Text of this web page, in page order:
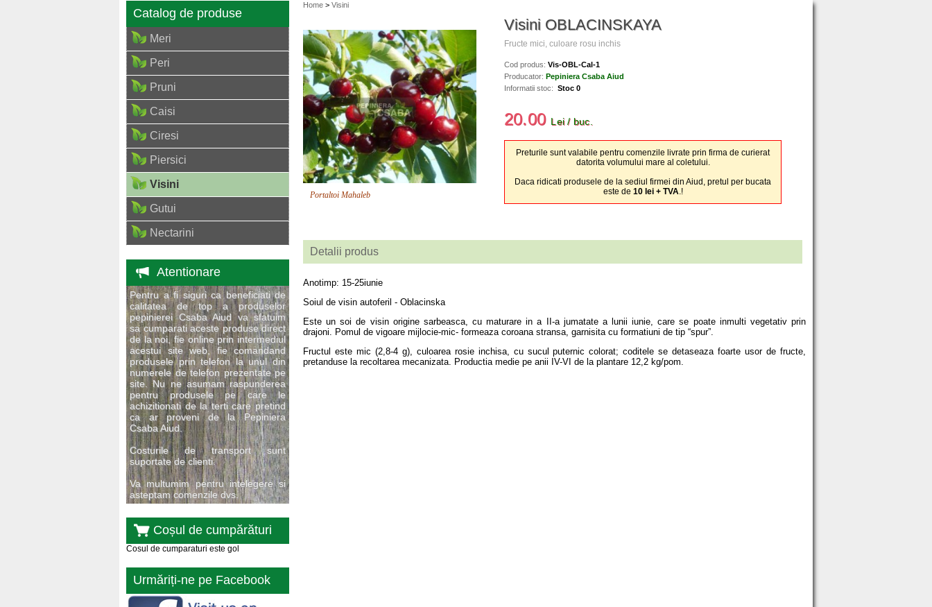
Catalog de produse
Meri
Peri
Pruni
Caisi
Ciresi
Piersici
Visini
Gutui
Nectarini
Atentionare
Pentru a fi siguri ca beneficiati de
calitatea de top a produselor
pepinierei Csaba Aiud va sfatuim
sa cumparati aceste produse direct
de la noi, fie online prin intermediul
acestui site web, fie comandand
produsele prin telefon la unul din
numerele de telefon prezentate pe
site. Nu ne asumam raspunderea
pentru produsele pe care le
achizitionati de la terti care pretind
ca ar proveni de la Pepiniera
Csaba Aiud.
Costurile de transport sunt
suportate de clienti.
Va multumim pentru intelegere si
asteptam comenzile dvs.
Coșul de cumpărături
Cosul de cumparaturi este gol
Urmăriți-ne pe Facebook
Home > Visini
Portaltoi Mahaleb
Visini OBLACINSKAYA
Fructe mici, culoare rosu inchis
Cod produs: Vis-OBL-Cal-1
Producator: Pepiniera Csaba Aiud
Informatii stoc: Stoc 0
20.00 Lei / buc.
Preturile sunt valabile pentru comenzile livrate prin firma de curierat
datorita volumului mare al coletului.
Daca ridicati produsele de la sediul firmei din Aiud, pretul per bucata
este de 10 lei + TVA.!
Detalii produs
Anotimp: 15-25iunie
Soiul de visin autoferil - Oblacinska
Este un soi de visin origine sarbeasca, cu maturare in a II-a jumatate a lunii iunie, care se poate inmulti vegetativ prin
drajoni. Pomul de vigoare mijlocie-mic- formeaza coroana stransa, garnisita cu formatiuni de tip “spur”.
Fructul este mic (2,8-4 g), culoarea rosie inchisa, cu sucul puternic colorat; coditele se detaseaza foarte usor de fructe,
pretanduse la recoltarea mecanizata. Productia medie pe anii IV-VI de la plantare 12,2 kg/pom.